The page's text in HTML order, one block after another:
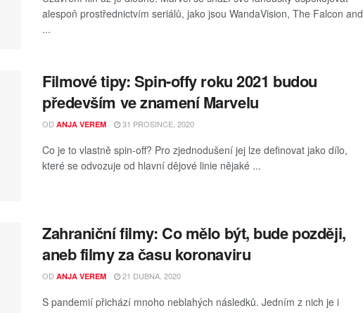
alespoň prostřednictvím seriálů, jako jsou WandaVision, The Falcon and
...
Filmové tipy: Spin-offy roku 2021 budou
především ve znamení Marvelu
OD ANJA VEREM 31 PROSINCE, 2020
Co je to vlastně spin-off? Pro zjednodušení jej lze definovat jako dílo,
které se odvozuje od hlavní dějové linie nějaké ...
Zahraniční filmy: Co mělo být, bude později,
aneb filmy za času koronaviru
OD ANJA VEREM 21 DUBNA, 2020
S pandemií přichází mnoho neblahých následků. Jedním z nich je i